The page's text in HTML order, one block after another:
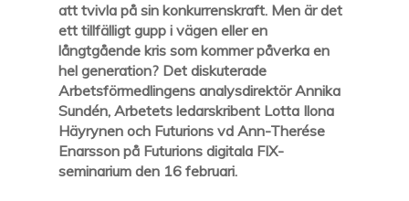
att tvivla på sin konkurrenskraft. Men är det
ett tillfälligt gupp i vägen eller en
långtgående kris som kommer påverka en
hel generation? Det diskuterade
Arbetsförmedlingens analysdirektör Annika
Sundén, Arbetets ledarskribent Lotta Ilona
Häyrynen och Futurions vd Ann-Therése
Enarsson på Futurions digitala FIX-
seminarium den 16 februari.